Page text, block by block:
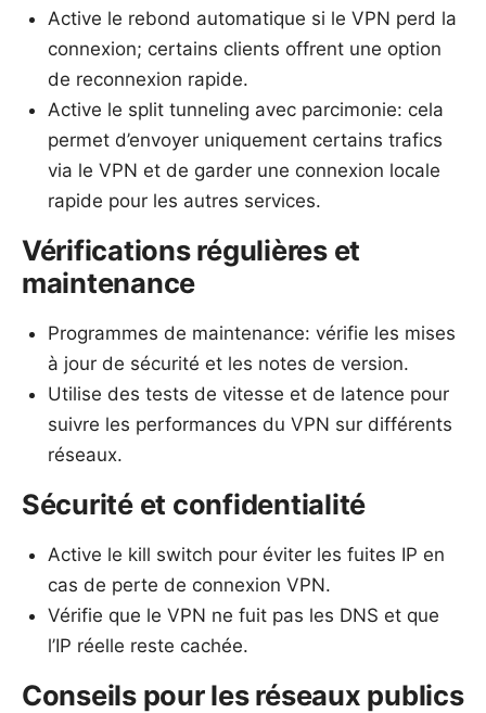
Active le rebond automatique si le VPN perd la
connexion; certains clients offrent une option
de reconnexion rapide.
Active le split tunneling avec parcimonie: cela
permet d’envoyer uniquement certains trafics
via le VPN et de garder une connexion locale
rapide pour les autres services.
Vérifications régulières et
maintenance
Programmes de maintenance: vérifie les mises
à jour de sécurité et les notes de version.
Utilise des tests de vitesse et de latence pour
suivre les performances du VPN sur différents
réseaux.
Sécurité et confidentialité
Active le kill switch pour éviter les fuites IP en
cas de perte de connexion VPN.
Vérifie que le VPN ne fuit pas les DNS et que
l’IP réelle reste cachée.
Conseils pour les réseaux publics